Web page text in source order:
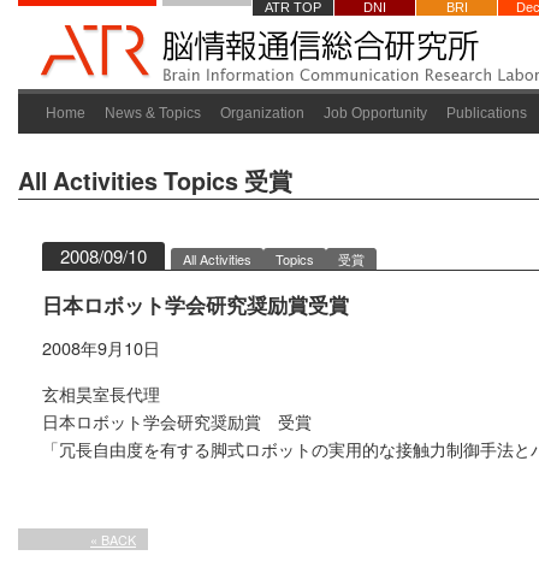
ATR TOP DNI BRI
Home News & Topics Organization Job Opportunity Publications
All ActivitiesTopics 受賞
2008/09/10 All Activities Topics 受賞
日本ロボット学会研究奨励賞受賞
2008年9月10日
玄相昊室長代理
日本ロボット学会研究奨励賞 受賞
「冗長自由度を有する脚式ロボットの実用的な接触力制御手法
« BACK